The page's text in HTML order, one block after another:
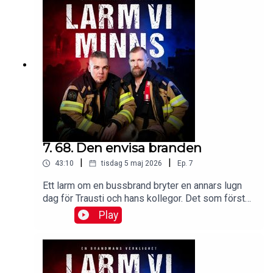
Instagram.Lyssna reklamfritt på
Patreon.Produceras av: Malin Brege, Trausti
Brege & Daniel Brander.Manus: Malin
Brege.Klippning, ljudläggning och
efterbearbetning: Mikael Solkulle.
7. 68. Den envisa branden
43:10 | tisdag 5 maj 2026 | Ep. 7
Ett larm om en bussbrand bryter en annars lugn
dag för Trausti och hans kollegor. Det som först
ser ut som en vanlig släckningsinsats utvecklas
snabbt, när branden visar sig vara svårsläckt och
sprider sig under fordonet.Mejla dina
lyssnarfrågor till hej@larmviminns.se och följ
Larm vi minns på Facebook, TikTok, och
Play